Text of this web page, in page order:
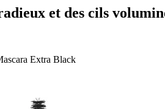
et des cils
Extra Black